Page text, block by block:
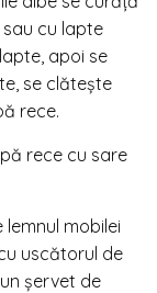
cu lapte
apoi se
se clătește
rece.
rece cu sare
lemnul mobilei
uscătorul de
șervet de